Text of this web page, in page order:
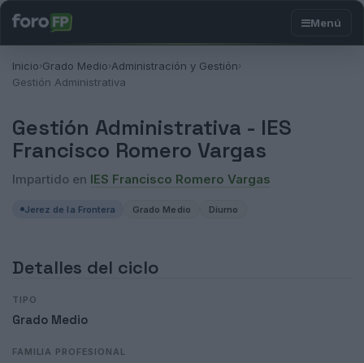
Inicio›Grado Medio›Administración y Gestión›
Gestión Administrativa
Gestión Administrativa - IES
Francisco Romero Vargas
Impartido en IES Francisco Romero Vargas
Jerez de la Frontera Grado Medio Diurno
Detalles del ciclo
TIPO
Grado Medio
FAMILIA PROFESIONAL